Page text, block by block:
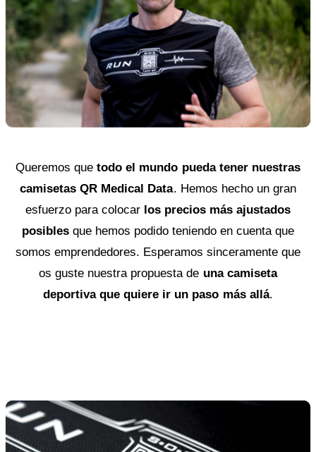
Queremos quetodo el mundo pueda tener nuestras
camisetas QR Medical Data. Hemos hecho un gran
esfuerzo para colocar los precios más ajustados
posiblesque hemos podido teniendo en cuenta que
somos emprendedores. Esperamos sinceramente que
os guste nuestra propuesta de una camiseta
deportiva que quiere ir un paso más allá.